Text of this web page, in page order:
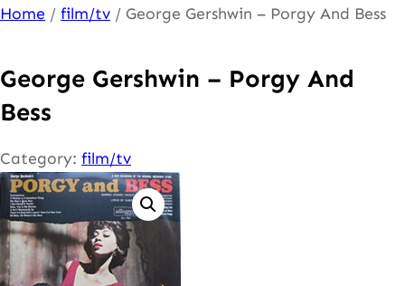
Ga
de
inhoud
Home / film/tv / George Gershwin – Porgy And Bess
George Gershwin – Porgy And
Bess
Category: film/tv